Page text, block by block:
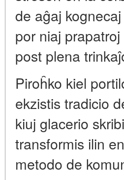
de aĝaj
por niaj
post plena
Piroĥko kiel
ekzistis tradicio
kiuj glacerio
transformis ilin
metodo de